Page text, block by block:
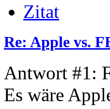
Zitat
Re: Apple vs.
Antwort #1:
Es wäre